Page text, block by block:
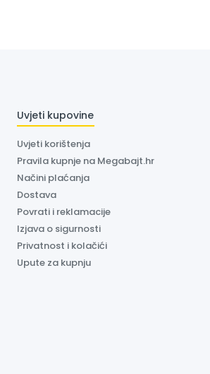
Uvjeti kupovine
Uvjeti korištenja
Pravila kupnje na Megabajt.hr
Načini plaćanja
Dostava
Povrati i reklamacije
Izjava o sigurnosti
Privatnost i kolačići
Upute za kupnju